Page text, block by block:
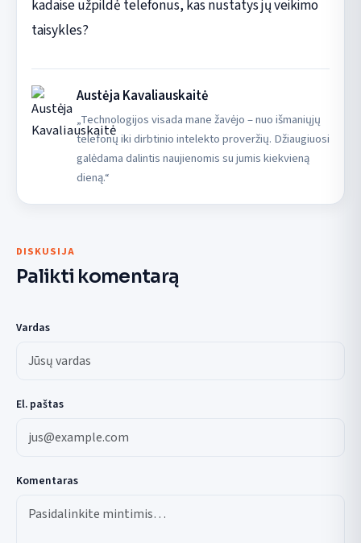
kadaise užpildė telefonus, kas nustatys jų veikimo
taisykles?
Austėja Kavaliauskaitė
„Technologijos visada mane žavėjo – nuo išmaniųjų
telefonų iki dirbtinio intelekto proveržių. Džiaugiuosi
galėdama dalintis naujienomis su jumis kiekvieną
dieną.“
DISKUSIJA
Palikti komentarą
Vardas
El. paštas
Komentaras